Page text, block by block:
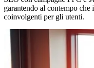
garantendo al contempo
coinvolgenti per gli utenti.